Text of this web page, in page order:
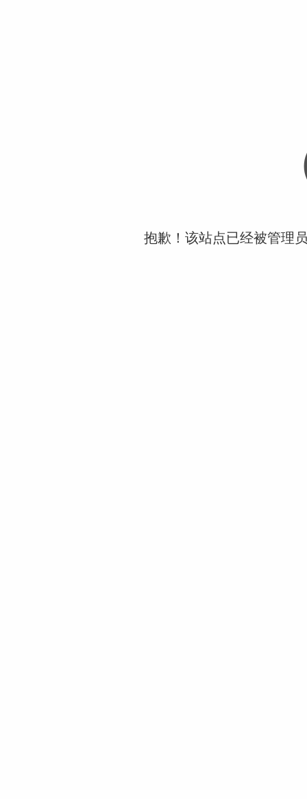
抱歉！该站点已经被管理